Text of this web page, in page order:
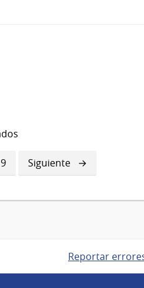
Página
9
Siguiente
página
Siguiente
Reportar